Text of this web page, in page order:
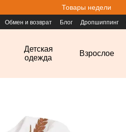
Товары недели
Обмен и возврат Блог Дропшиппинг
Детская
одежда
Взрослое